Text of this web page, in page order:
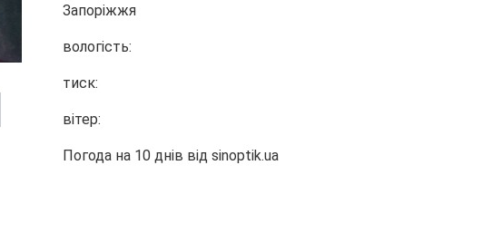
Запоріжжя
вологість:
тиск:
вітер:
Погода на 10 днів від sinoptik.ua